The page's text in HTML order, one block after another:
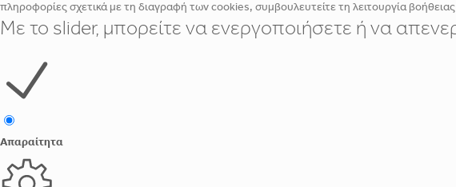
πληροφορίες σχετικά με τη διαγραφή των cookies, συμβουλευτείτε τη λειτουργία
Με το slider, μπορείτε να ενεργοποιήσετε ή να
Απαραίτητα